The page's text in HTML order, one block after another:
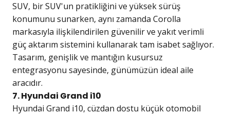
SUV, bir SUV'un pratikliğini ve yüksek sürüş
konumunu sunarken, aynı zamanda Corolla
markasıyla ilişkilendirilen güvenilir ve yakıt verimli
güç aktarım sistemini kullanarak tam isabet sağlıyor.
Tasarım, genişlik ve mantığın kusursuz
entegrasyonu sayesinde, günümüzün ideal aile
aracıdır.
7. Hyundai Grand i10
Hyundai Grand i10, cüzdan dostu küçük otomobil